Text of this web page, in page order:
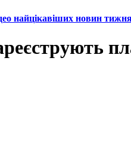
найцікавіших новин